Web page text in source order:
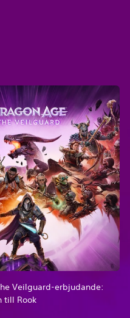
Veilguard-erbjudande:
till Rook